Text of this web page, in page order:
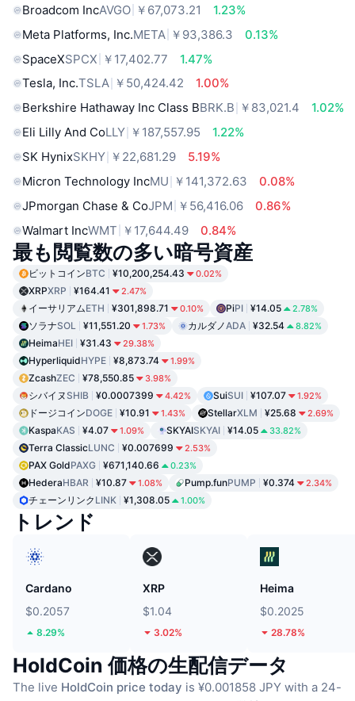
Broadcom IncAVGO ￥67,073.21
1.23%
Meta Platforms, Inc.META ￥93,386.3
0.13%
SpaceXSPCX ￥17,402.77
1.47%
Tesla, Inc.TSLA ￥50,424.42
1.00%
Berkshire Hathaway Inc Class BBRK.B ￥83,021.4
1.02%
Eli Lilly And CoLLY ￥187,557.95
1.22%
SK HynixSKHY ￥22,681.29
5.19%
Micron Technology IncMU ￥141,372.63
0.08%
JPmorgan Chase & CoJPM ￥56,416.06
0.86%
Walmart IncWMT ￥17,644.49 0.84%
最も閲覧数の多い暗号資産
ビットコインBTC ¥10,200,254.43 0.02%
XRPXRP ¥164.41 2.47%
イーサリアムETH ¥301,898.71 0.10% PiPI ¥14.05 2.78%
ソラナSOL ¥11,551.20 1.73% カルダノADA ¥32.54 8.82%
HeimaHEI ¥31.43 29.38%
HyperliquidHYPE ¥8,873.74 1.99%
ZcashZEC ¥78,550.85 3.98%
シバイヌ SHIB ¥0.0007399 4.42% SuiSUI ¥107.07 1.92%
ドージコインDOGE ¥10.91 1.43% StellarXLM ¥25.68 2.69%
KaspaKAS ¥4.07 1.09% SKYAISKYAI ¥14.05 33.82%
Terra ClassicLUNC ¥0.007699 2.53%
PAX GoldPAXG ¥671,140.66 0.23%
HederaHBAR ¥10.87 1.08% Pump.funPUMP ¥0.374 2.34%
チェーンリンク LINK ¥1,308.05 1.00%
トレンド
Cardano
$0.2057
8.29%
XRP
$1.04
3.02%
Heima
$0.2025
28.78%
HoldCoin 価格の生配信データ
The live HoldCoin price today is ¥0.001858 JPY with a 24-